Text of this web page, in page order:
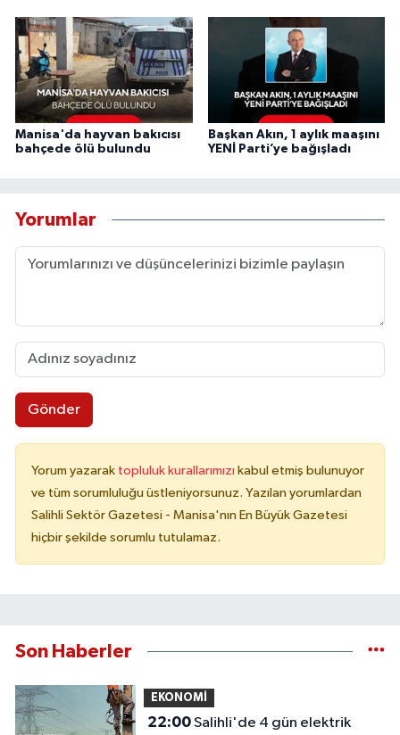
Manisa'da hayvan bakıcısı
bahçede ölü bulundu
Başkan Akın, 1 aylık maaşını
YENİ Parti’ye bağışladı
Yorumlar
Gönder
Yorum yazarak topluluk kurallarımızı kabul etmiş bulunuyor
ve tüm sorumluluğu üstleniyorsunuz. Yazılan yorumlardan
Salihli Sektör Gazetesi - Manisa'nın En Büyük Gazetesi
hiçbir şekilde sorumlu tutulamaz.
Son Haberler
EKONOMİ
22:00Salihli'de 4 gün elektrik